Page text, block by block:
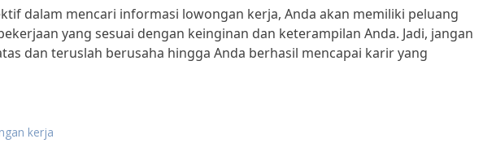
dalam mencari informasi lowongan kerja, Anda akan memiliki peluang
yang sesuai dengan keinginan dan keterampilan Anda. Jadi, jangan
dan teruslah berusaha hingga Anda berhasil mencapai karir yang
kerja